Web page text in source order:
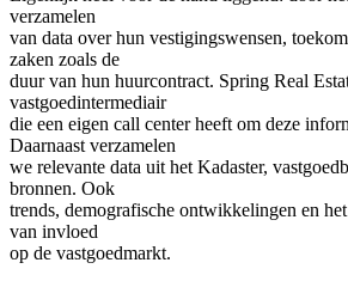
verzamelen
van data over hun vestigingswensen,
zaken zoals de
duur van hun huurcontract. Spring Real
vastgoedintermediair
die een eigen call center heeft om deze
Daarnaast verzamelen
we relevante data uit het Kadaster,
bronnen. Ook
trends, demografische ontwikkelingen en
van invloed
op de vastgoedmarkt.